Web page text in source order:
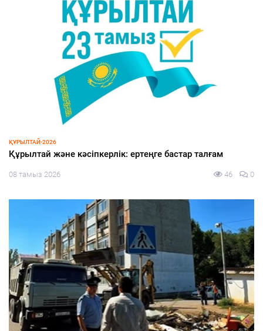
ЭКОНОМИКА
Жеңілдетілген несиеге жол ашылды
08 тамыз 2026 49 0